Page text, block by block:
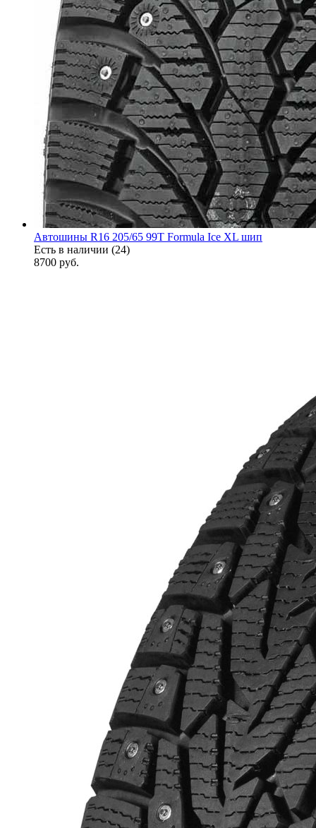
Автошины R16 205/65 99T Formula Ice XL шип
Есть в наличии (24)
8700 руб.